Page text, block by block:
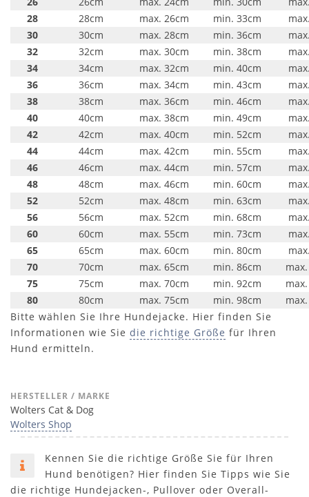
28
28cm max. 26cm min. 33cm
30
30cm max. 28cm min. 36cm
32
32cm max. 30cm min. 38cm
34
34cm max. 32cm min. 40cm
36
36cm max. 34cm min. 43cm
38
38cm max. 36cm min. 46cm
40
40cm max. 38cm min. 49cm
42
42cm max. 40cm min. 52cm
44
44cm max. 42cm min. 55cm
46
46cm max. 44cm min. 57cm
48
48cm max. 46cm min. 60cm
52
52cm max. 48cm min. 63cm
56
56cm max. 52cm min. 68cm
60
60cm max. 55cm min. 73cm
65
65cm max. 60cm min. 80cm
70
70cm max. 65cm min. 86cm
75
75cm max. 70cm min. 92cm
80
80cm max. 75cm min. 98cm
Bitte wählen Sie Ihre Hundejacke. Hier finden Sie
Informationen wie Sie die richtige Größe für Ihren
Hund ermitteln.
HERSTELLER / MARKE
Wolters Cat & Dog
Wolters Shop
Kennen Sie die richtige Größe Sie für Ihren
Hund benötigen? Hier finden Sie Tipps wie Sie
die richtige Hundejacken-, Pullover oder Overall-